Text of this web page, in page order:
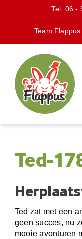
Tel: 06 -
Team Flappus
Ted-
Ted zat met een
geen succes, nu
mooie avonturen